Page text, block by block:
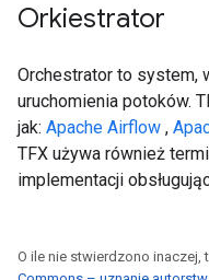
Orkiestrator
Orchestrator to system,
uruchomienia potoków.
jak: Apache Airflow ,
TFX używa również
implementacji
O ile nie stwierdzono inaczej,